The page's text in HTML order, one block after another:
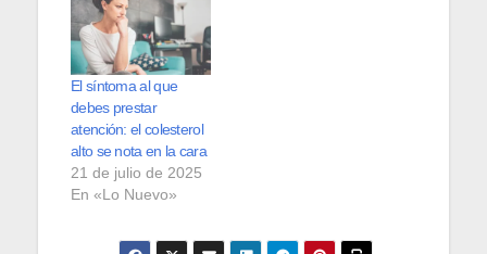
El síntoma al que
debes prestar
atención: el colesterol
alto se nota en la cara
21 de julio de 2025
En «Lo Nuevo»